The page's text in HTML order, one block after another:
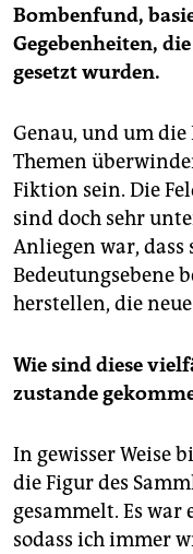
Bombenfund,
Gegebenheiten,
gesetzt wurden.
Genau, und um
Themen
Fiktion sein. Die
sind doch sehr
Anliegen war, dass
Bedeutungsebene
herstellen, die
Wie sind diese
zustande
In gewisser Weise
die Figur des
gesammelt. Es war
sodass ich immer